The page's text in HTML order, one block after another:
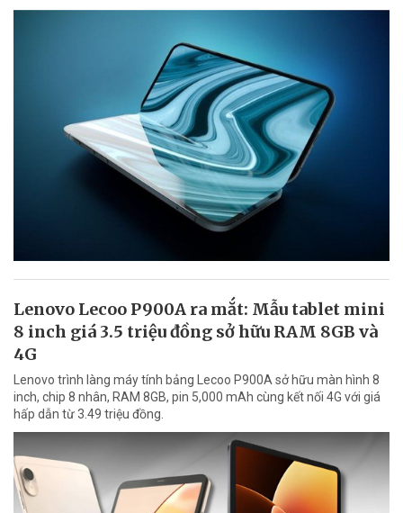
Lenovo Lecoo P900A ra mắt: Mẫu tablet mini
8 inch giá 3.5 triệu đồng sở hữu RAM 8GB và
4G
Lenovo trình làng máy tính bảng Lecoo P900A sở hữu màn hình 8
inch, chip 8 nhân, RAM 8GB, pin 5,000 mAh cùng kết nối 4G với giá
hấp dẫn từ 3.49 triệu đồng.